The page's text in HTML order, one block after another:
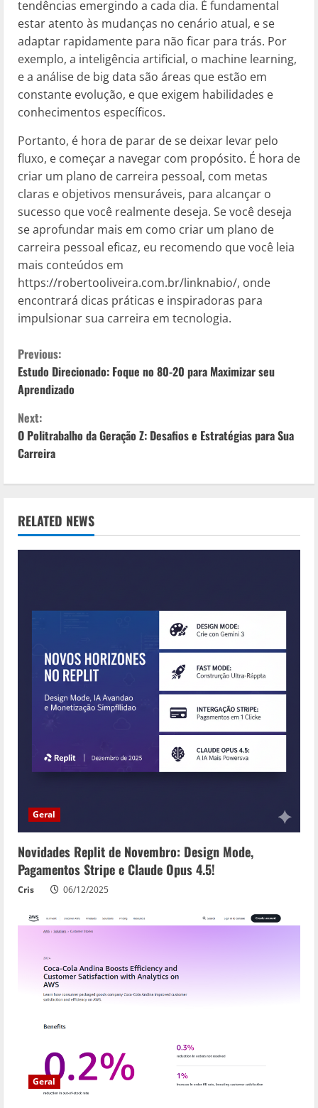
tendências emergindo a cada dia. É fundamental
estar atento às mudanças no cenário atual, e se
adaptar rapidamente para não ficar para trás. Por
exemplo, a inteligência artificial, o machine learning,
e a análise de big data são áreas que estão em
constante evolução, e que exigem habilidades e
conhecimentos específicos.
Portanto, é hora de parar de se deixar levar pelo
fluxo, e começar a navegar com propósito. É hora de
criar um plano de carreira pessoal, com metas
claras e objetivos mensuráveis, para alcançar o
sucesso que você realmente deseja. Se você deseja
se aprofundar mais em como criar um plano de
carreira pessoal eficaz, eu recomendo que você leia
mais conteúdos em
https://robertooliveira.com.br/linknabio/, onde
encontrará dicas práticas e inspiradoras para
impulsionar sua carreira em tecnologia.
C
o
n
t
i
n
u
Previous:
Estudo Direcionado: Foque no 80-20 para Maximizar seu
Aprendizado
Next:
O Politrabalho da Geração Z: Desafios e Estratégias para Sua
Carreira
RELATED NEWS
Geral
Novidades Replit de Novembro: Design Mode,
Pagamentos Stripe e Claude Opus 4.5!
Cris 06/12/2025
Geral